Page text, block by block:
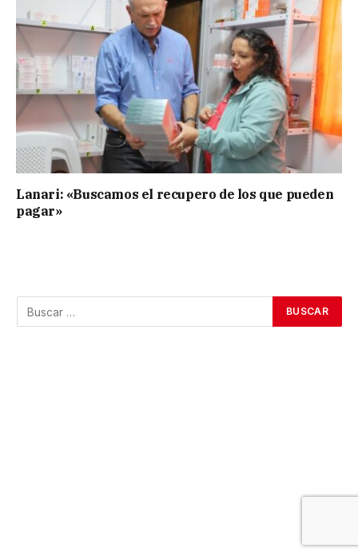
Lanari: «Buscamos el recupero de los que pueden
pagar»